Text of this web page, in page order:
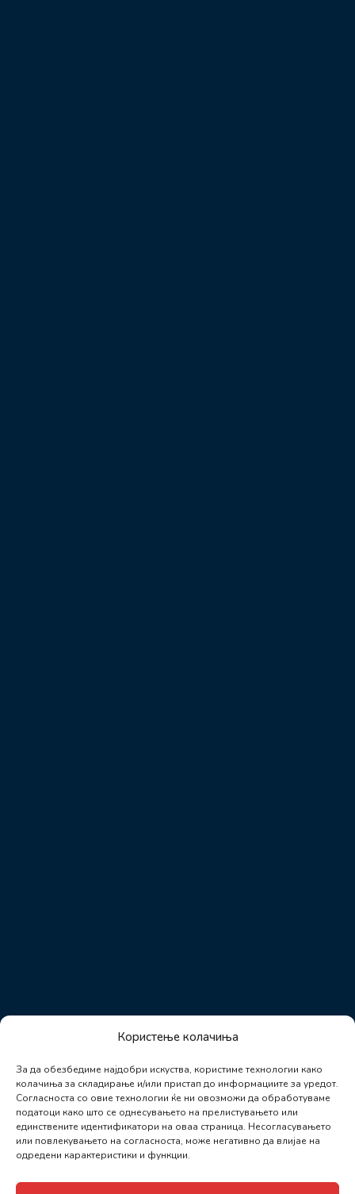
Користење колачиња
За да обезбедиме најдобри искуства, користиме технологии како
колачиња за складирање и/или пристап до информациите за уредот.
Согласноста со овие технологии ќе ни овозможи да обработуваме
податоци како што се однесувањето на прелистувањето или
единствените идентификатори на оваа страница. Несогласувањето
или повлекувањето на согласноста, може негативно да влијае на
одредени карактеристики и функции.